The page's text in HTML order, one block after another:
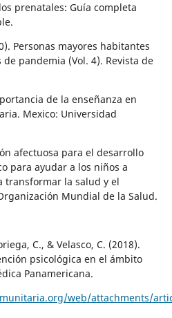
prenatales: Guía completa
Personas mayores habitantes
de pandemia (Vol. 4). Revista de
de la enseñanza en
Mexico: Universidad
afectuosa para el desarrollo
para ayudar a los niños a
transformar la salud y el
Mundial de la Salud.
C., & Velasco, C. (2018).
psicológica en el ámbito
Panamericana.
web/attachments/